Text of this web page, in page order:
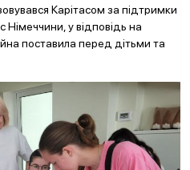
Карітасом за підтримки
Німеччини, у відповідь на
поставила перед дітьми та